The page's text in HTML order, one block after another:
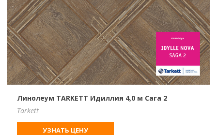
Линолеум TARKETT Идиллия 4,0 м Сага 2
Tarkett
УЗНАТЬ ЦЕНУ